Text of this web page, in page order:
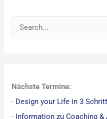
e
n
Nächste Termine:
- Design your Life in 3
- Information zu Coaching